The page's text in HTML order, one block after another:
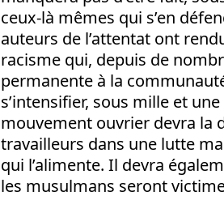
ceux-là mêmes qui s’en
auteurs de l’attentat ont
racisme qui, depuis de
permanente à la
s’intensifier, sous mille et
mouvement ouvrier devra la
travailleurs dans une lutte
qui l’alimente. Il devra
les musulmans seront